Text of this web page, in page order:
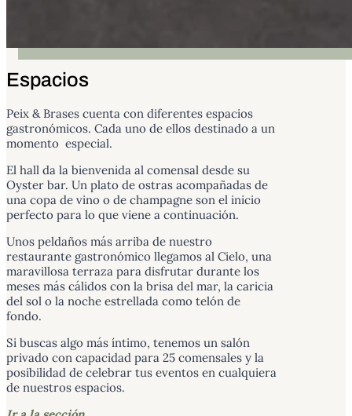
Espacios
Peix & Brases cuenta con diferentes espacios
gastronómicos. Cada uno de ellos destinado a un
momento especial.
El hall da la bienvenida al comensal desde su
Oyster bar. Un plato de ostras acompañadas de
una copa de vino o de champagne son el inicio
perfecto para lo que viene a continuación.
Unos peldaños más arriba de nuestro
restaurante gastronómico llegamos al Cielo, una
maravillosa terraza para disfrutar durante los
meses más cálidos con la brisa del mar, la caricia
del sol o la noche estrellada como telón de
fondo.
Si buscas algo más íntimo, tenemos un salón
privado con capacidad para 25 comensales y la
posibilidad de celebrar tus eventos en cualquiera
de nuestros espacios.